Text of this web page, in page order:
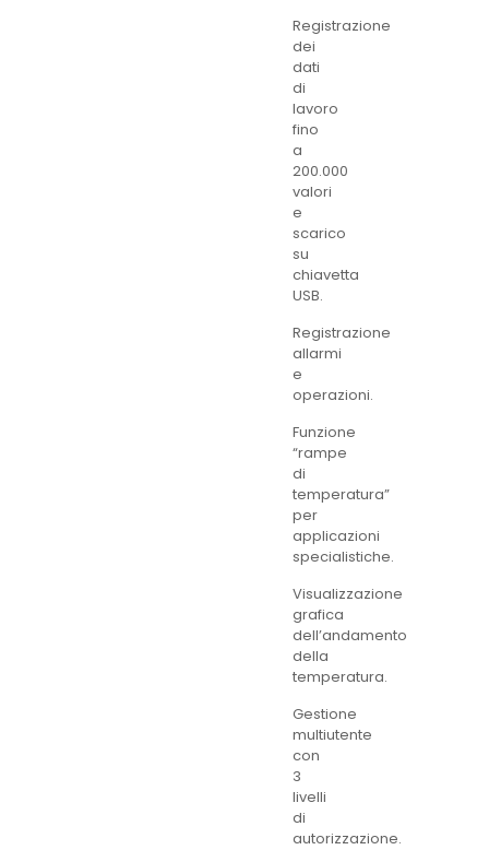
Registrazione
dei
dati
di
lavoro
fino
a
200.000
valori
e
scarico
su
chiavetta
USB.
Registrazione
allarmi
e
operazioni.
Funzione
“rampe
di
temperatura”
per
applicazioni
specialistiche.
Visualizzazione
grafica
dell’andamento
della
temperatura.
Gestione
multiutente
con
3
livelli
di
autorizzazione.